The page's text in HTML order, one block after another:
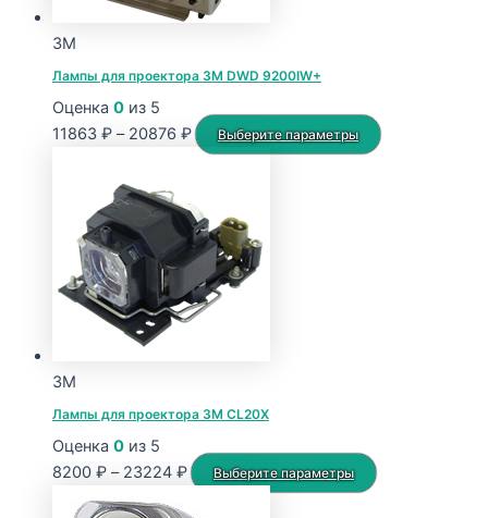
3M
Лампы для проектора 3M DWD 9200IW+
Оценка 0 из 5
11863 ₽ – 20876 ₽Диапазон
цен:
–
20876 ₽
Выберите параметры
Этот
3M
Лампы для проектора 3M CL20X
Оценка 0 из 5
8200 ₽ – 23224 ₽Диапазон
Выберите параметры
Этот